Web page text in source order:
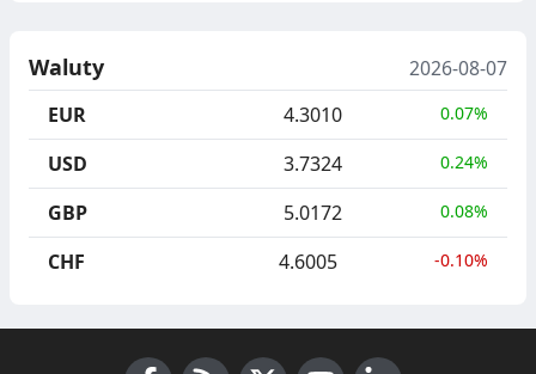
Waluty
2026-08-07
EUR
4.3010 0.07%
USD 3.7324 0.24%
GBP 5.0172 0.08%
CHF 4.6005 -0.10%